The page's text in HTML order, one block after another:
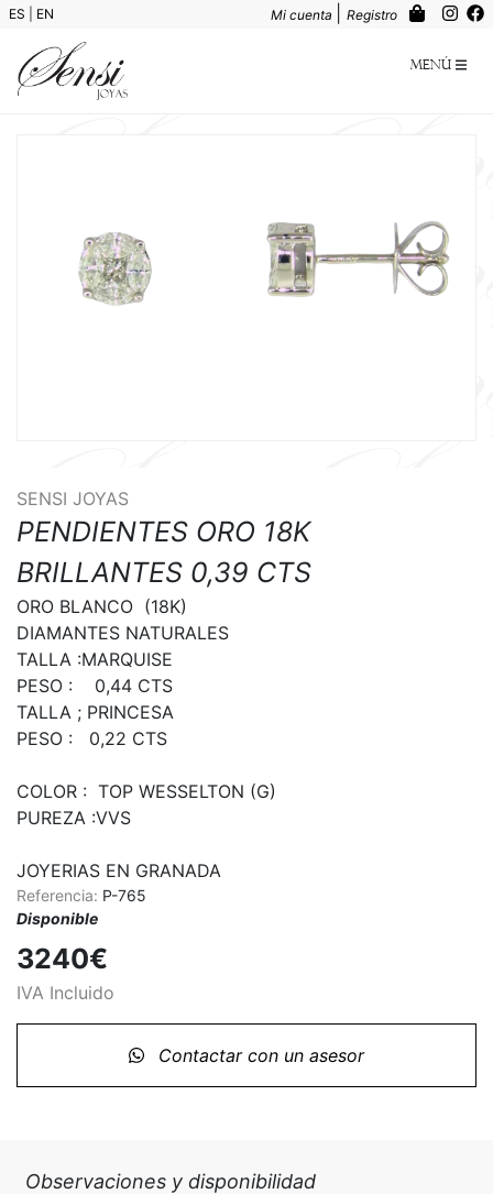
ES EN Mi cuenta Registro
Menú
SENSI JOYAS
PENDIENTES ORO 18K
BRILLANTES 0,39 CTS
ORO BLANCO  (18K)
DIAMANTES NATURALES
TALLA :MARQUISE
PESO :    0,44 CTS
TALLA ; PRINCESA
PESO :   0,22 CTS
COLOR :  TOP WESSELTON (G)
PUREZA :VVS
JOYERIAS EN GRANADA
Referencia: P-765
Disponible
3240€
IVA Incluido
Contactar con un asesor
Observaciones y disponibilidad